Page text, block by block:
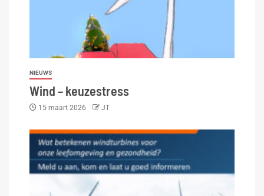
NIEUWS
Wind – keuzestress
15 maart 2026 JT